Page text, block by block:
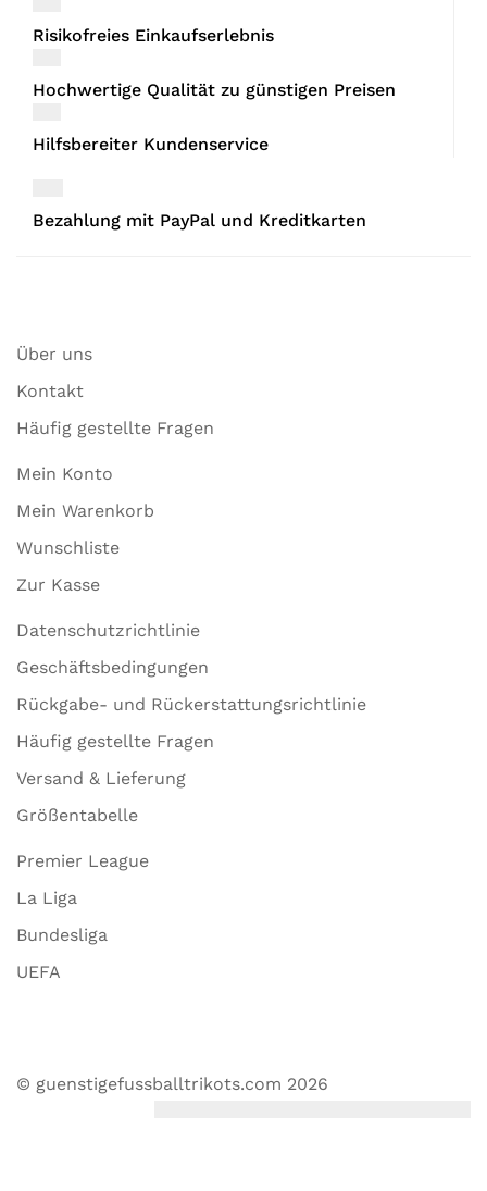
Risikofreies Einkaufserlebnis
Hochwertige Qualität zu günstigen Preisen
Hilfsbereiter Kundenservice
Bezahlung mit PayPal und Kreditkarten
Über uns
Kontakt
Häufig gestellte Fragen
Mein Konto
Mein Warenkorb
Wunschliste
Zur Kasse
Datenschutzrichtlinie
Geschäftsbedingungen
Rückgabe- und Rückerstattungsrichtlinie
Häufig gestellte Fragen
Versand & Lieferung
Größentabelle
Premier League
La Liga
Bundesliga
UEFA
© guenstigefussballtrikots.com 2026